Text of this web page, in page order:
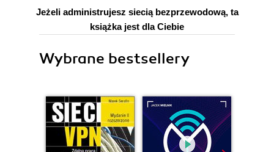
Jeżeli administrujesz siecią bezprzewodową, ta
książka jest dla Ciebie
Wybrane bestsellery